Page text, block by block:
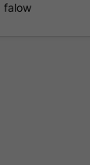
falow